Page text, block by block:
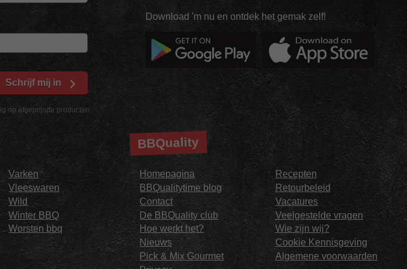
op afgeprijsde producten
Schrijf mij in
Download 'm nu en ontdek het gemak zelf!
Varken
Vleeswaren
Wild
Winter BBQ
Worsten bbq
BBQuality
Homepagina
BBQualitytime blog
Contact
De BBQuality club
Hoe werkt het?
Nieuws
Pick & Mix Gourmet
Recepten
Retourbeleid
Vacatures
Veelgestelde vragen
Wie zijn wij?
Cookie Kennisgeving
Algemene voorwaarden